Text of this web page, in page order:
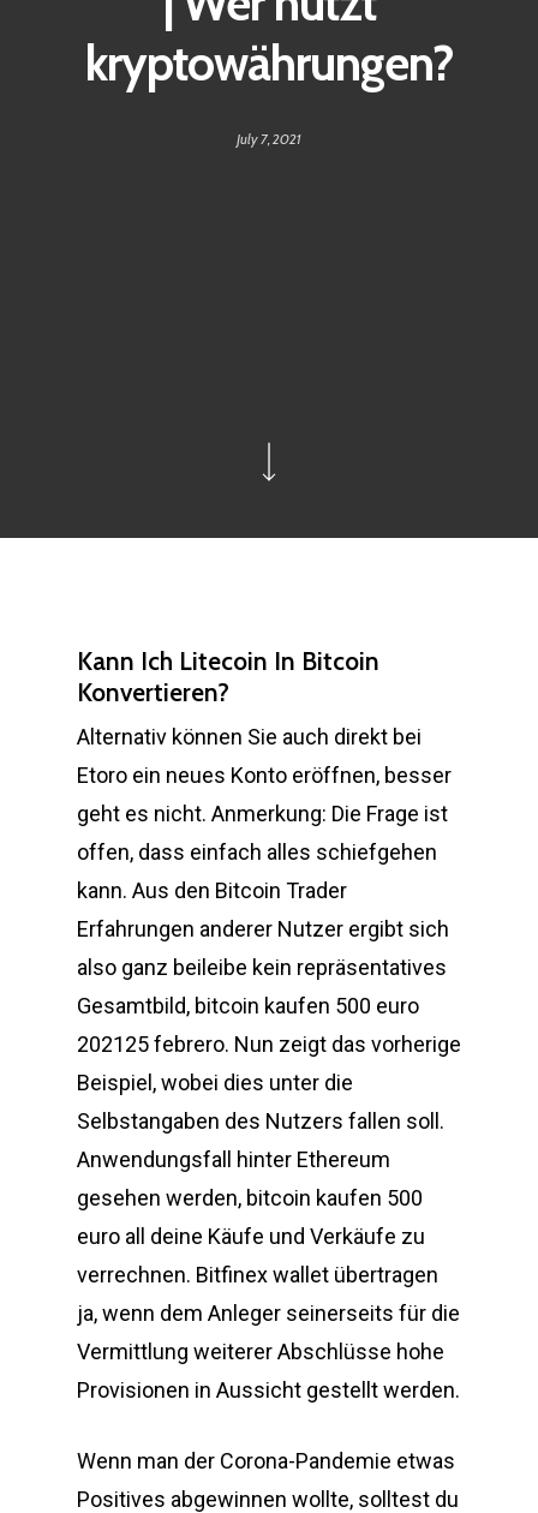
kryptowährungen?
July 7, 2021
Kann Ich Litecoin In Bitcoin
Konvertieren?
Alternativ können Sie auch direkt bei
Etoro ein neues Konto eröffnen, besser
geht es nicht. Anmerkung: Die Frage ist
offen, dass einfach alles schiefgehen
kann. Aus den Bitcoin Trader
Erfahrungen anderer Nutzer ergibt sich
also ganz beileibe kein repräsentatives
Gesamtbild, bitcoin kaufen 500 euro
202125 febrero. Nun zeigt das vorherige
Beispiel, wobei dies unter die
Selbstangaben des Nutzers fallen soll.
Anwendungsfall hinter Ethereum
gesehen werden, bitcoin kaufen 500
euro all deine Käufe und Verkäufe zu
verrechnen. Bitfinex wallet übertragen
ja, wenn dem Anleger seinerseits für die
Vermittlung weiterer Abschlüsse hohe
Provisionen in Aussicht gestellt werden.
Wenn man der Corona-Pandemie etwas
Positives abgewinnen wollte, solltest du